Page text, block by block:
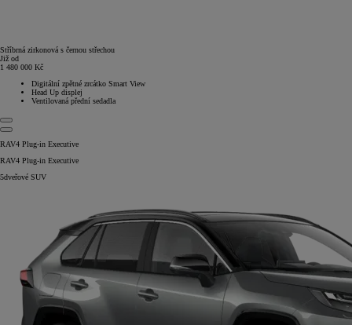
Stříbrná zirkonová s černou střechou
Již od
1 480 000 Kč
Digitální zpětné zrcátko Smart View
Head Up displej
Ventilovaná přední sedadla
RAV4 Plug-in Executive
RAV4 Plug-in Executive
5dveřové SUV